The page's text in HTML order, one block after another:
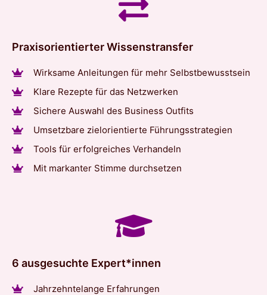
Praxisorientierter Wissenstransfer
Wirksame Anleitungen für mehr Selbstbewusstsein
Klare Rezepte für das Netzwerken
Sichere Auswahl des Business Outfits
Umsetzbare zielorientierte Führungsstrategien
Tools für erfolgreiches Verhandeln
Mit markanter Stimme durchsetzen
6 ausgesuchte Expert*innen
Jahrzehntelange Erfahrungen